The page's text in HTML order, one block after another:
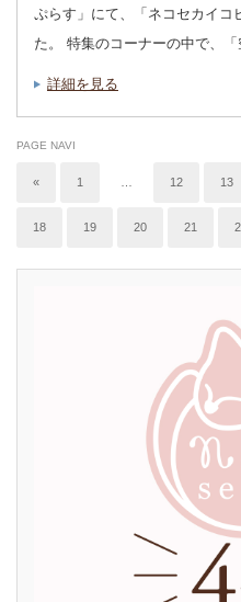
ぷらす」にて、「ネコセカイコ
た。 特集のコーナーの中で、
詳細を見る
PAGE NAVI
« 1 12 13
18 19 20 21